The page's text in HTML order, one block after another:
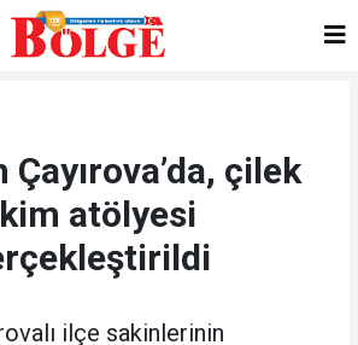
Çayırova’da, çilek
atölyesi
ilçe sakinlerinin